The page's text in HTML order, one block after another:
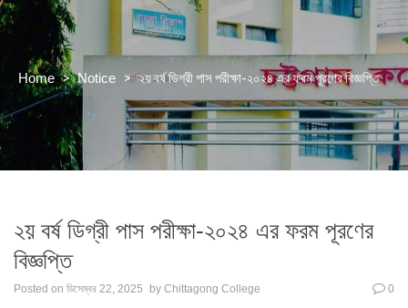
Home > Notice > ২য় বর্ষ ডিগ্রী পাস পরীক্ষা-২০২৪ এর ফরম পূরণের বিজ্ঞপ্তি
২য় বর্ষ ডিগ্রী পাস পরীক্ষা-২০২৪ এর ফরম পূরণের
বিজ্ঞপ্তি
Posted on ডিসেম্বর 22, 2025 by Chittagong College 0